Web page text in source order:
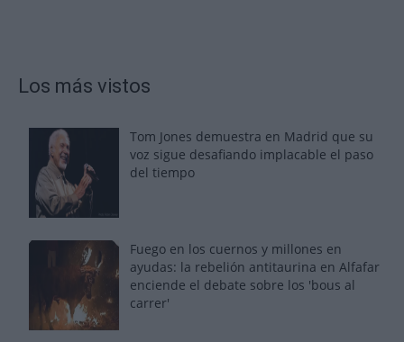
Los más vistos
Tom Jones demuestra en Madrid que su
voz sigue desafiando implacable el paso
del tiempo
Fuego en los cuernos y millones en
ayudas: la rebelión antitaurina en Alfafar
enciende el debate sobre los 'bous al
carrer'